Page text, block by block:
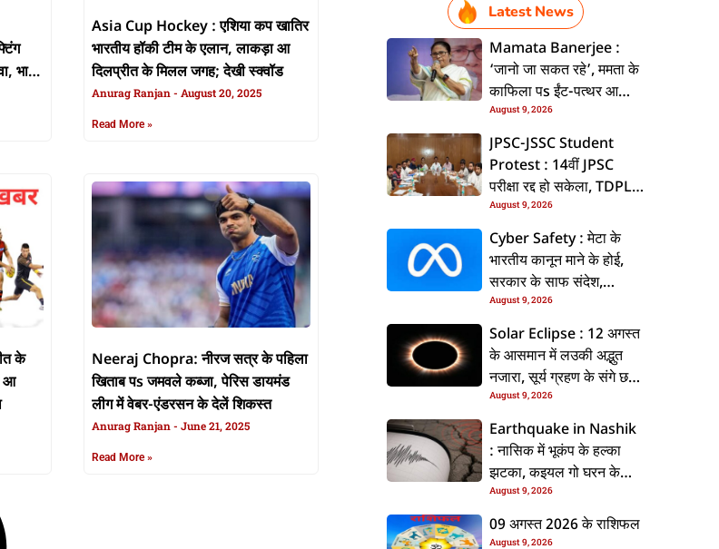
भारत
Asia Cup Hockey : एशिया कप खातिर
भारतीय हॉकी टीम के एलान, लाकड़ा आ
दिलप्रीत के मिलल जगह; देखी स्क्वॉड
Anurag Ranjan August 20, 2025
Read More »
के
आ
Neeraj Chopra: नीरज सत्र के पहिला
खिताब पs जमवले कब्जा, पेरिस डायमंड
लीग में वेबर-एंडरसन के देलें शिकस्त
Anurag Ranjan June 21, 2025
Read More »
Latest News
Mamata Banerjee :
‘जानो जा सकत रहे’, ममता के
काफिला पs ईंट-पत्थर आ
जूता-चप्पल से हमला, बीजेपी
पs लगवली आरोप
August 9, 2026
JPSC-JSSC Student
Protest : 14वीं JPSC
परीक्षा रद्द हो सकेला, TDPL
के वित्तीय लेनदेन के ED करी
जांच
August 9, 2026
Cyber Safety : मेटा के
भारतीय कानून माने के होई,
सरकार के साफ संदेश,
डीपफेक आ कंटेंट मॉडरेशन पs
बढ़ी सख्ती
August 9, 2026
Solar Eclipse : 12 अगस्त
के आसमान में लउकी अद्भुत
नजारा, सूर्य ग्रहण के संगे छव
ग्रह आई एक लाइन में, जानीं
भारत में देखाई दी कि ना?
August 9, 2026
Earthquake in Nashik
: नासिक में भूकंप के हल्का
झटका, कइयल गो घरन के
देवाल में दरार, हटगढ़ पर्वत के
लगे रहे केंद्र
August 9, 2026
09 अगस्त 2026 के राशिफल
August 9, 2026